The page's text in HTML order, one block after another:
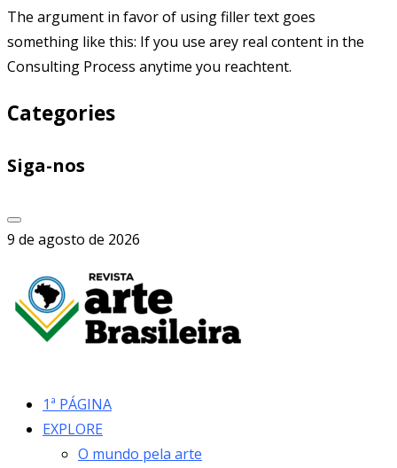
The argument in favor of using filler text goes
something like this: If you use arey real content in the
Consulting Process anytime you reachtent.
Categories
Siga-nos
9 de agosto de 2026
1ª PÁGINA
EXPLORE
O mundo pela arte